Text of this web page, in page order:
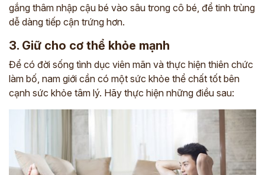
gắng thâm nhập cậu bé vào sâu trong cô bé, để tinh trùng
dễ dàng tiếp cận trứng hơn.
3. Giữ cho cơ thể khỏe mạnh
Để có đời sống tình dục viên mãn và thực hiện thiên chức
làm bố, nam giới cần có một sức khỏe thể chất tốt bên
cạnh sức khỏe tâm lý. Hãy thực hiện những điều sau: